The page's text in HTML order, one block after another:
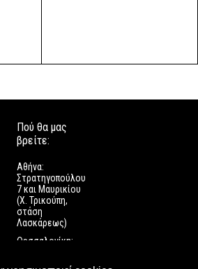
Πού θα μας
βρείτε:
Αθήνα:
Στρατηγοπούλου
7 και Μαυρικίου
(Χ. Τρικούπη,
στάση
Λασκάρεως)
Θεσσαλονίκη: